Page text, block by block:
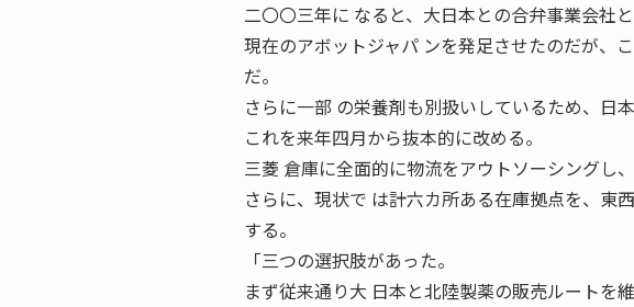
二〇〇三年に なると、大日本との合弁事業会社
現在のアボットジャパ ンを発足させたのだが、
だ。
さらに一部 の栄養剤も別扱いしているため、日
これを来年四月から抜本的に改める。
三菱 倉庫に全面的に物流をアウトソーシングし
さらに、現状で は計六カ所ある在庫拠点を、東
する。
「三つの選択肢があった。
まず従来通り大 日本と北陸製薬の販売ルートを